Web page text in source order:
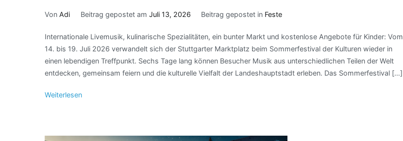
Von Adi Beitrag gepostet am Juli 13, 2026 Beitrag gepostet in Feste
Internationale Livemusik, kulinarische Spezialitäten, ein bunter Markt und kostenlose Angebote für Kinder: Vom
14. bis 19. Juli 2026 verwandelt sich der Stuttgarter Marktplatz beim Sommerfestival der Kulturen wieder in
einen lebendigen Treffpunkt. Sechs Tage lang können Besucher Musik aus unterschiedlichen Teilen der Welt
entdecken, gemeinsam feiern und die kulturelle Vielfalt der Landeshauptstadt erleben. Das Sommerfestival […]
Weiterlesen